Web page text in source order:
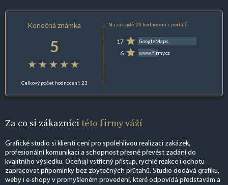
Konečná známka
5
Celkový počet hodnocení: 23
Na základě 23 hodnocení z portálů:
17 GoogleMaps
6 www.firmy.cz
Za co si zákazníci této firmy váží
Grafické studio si klienti cení pro spolehlivou realizaci zakázek,
profesionální komunikaci a schopnost přesně převést zadání do
kvalitního výsledku. Oceňují vstřícný přístup, rychlé reakce i ochotu
zapracovat připomínky bez zbytečných průtahů. Studio dodává grafiku,
weby i e-shopy v promyšleném provedení, které odpovídá představám a